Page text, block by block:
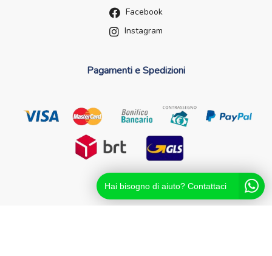
Facebook
Instagram
Pagamenti e Spedizioni
Hai bisogno di aiuto? Contattaci